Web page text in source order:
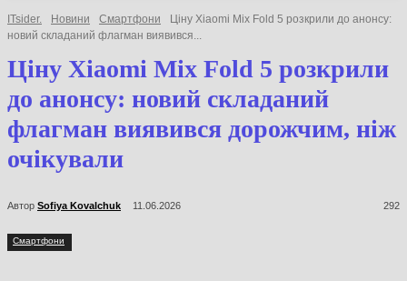
ITsider. Новини Смартфони
Ціну Xiaomi Mix Fold 5 розкрили до анонсу:
новий складаний флагман виявився...
Ціну Xiaomi Mix Fold 5 розкрили
до анонсу: новий складаний
флагман виявився дорожчим, ніж
очікували
Автор Sofiya Kovalchuk 11.06.2026 292
Смартфони